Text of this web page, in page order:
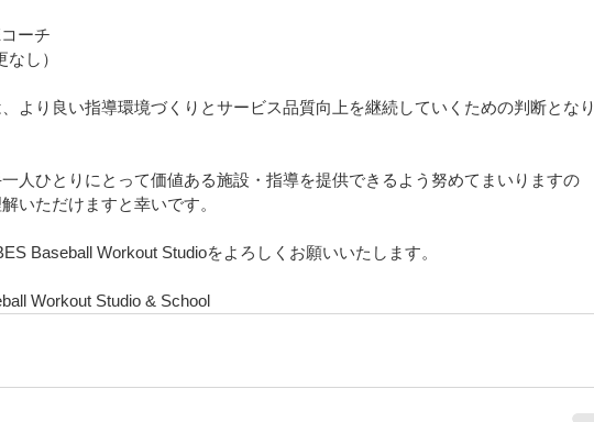
ーチ
し）
より良い指導環境づくりとサービス品質向上を継続していくための判断となり
人ひとりにとって価値ある施設・指導を提供できるよう努めてまいりますの
いただけますと幸いです。
Baseball Workout Studioをよろしくお願いいたします。
Workout Studio & School